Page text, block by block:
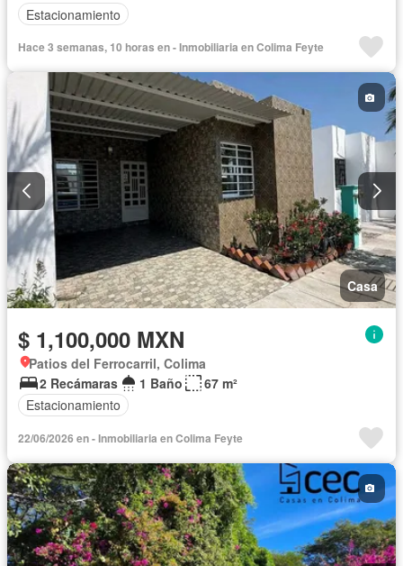
Estacionamiento
Hace 3 semanas, 10 horas en - Inmobiliaria en Colima Feyte
Casa
$ 1,100,000 MXN
Patios del Ferrocarril, Colima
2 Recámaras
1 Baño
67 m²
Estacionamiento
22/06/2026 en - Inmobiliaria en Colima Feyte